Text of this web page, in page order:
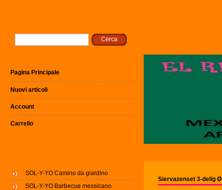
Pagina Principale
Nuovi articoli
Account
Carrello
SOL-Y-YO Camino da giardino
SOL-Y-YO Barbecue messicano
Siervazenset 3-delig